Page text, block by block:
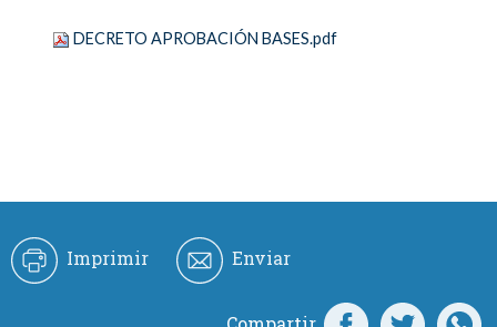
DECRETO APROBACIÓN BASES.pdf
Imprimir Enviar